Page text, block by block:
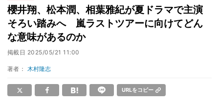
櫻井翔、松本潤、相葉雅紀が夏ドラマで主演
そろい踏みへ 嵐ラストツアーに向けてどん
な意味があるのか
掲載日 2025/05/21 11:00
著者： 木村隆志
URLをコピー